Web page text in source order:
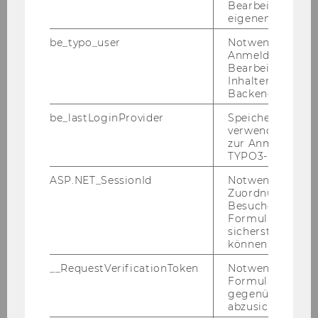
Projektleiterin/Projektleiter
Integration durch Kooperation
Project Orientation
Univ.Prof. Dr. Roland Gareis
Qualitätssicherung und
Univ.Prof. Dr. Kurt Hornik
Bearbeitung des
eigenen Profils.
be_typo_user
Notwendig für
Anmeldung und
Bearbeitung von
Inhalten im
Backend.
be_lastLoginProvider
Speichert die
verwendete
zur Anmeldung
TYPO3-Backend.
ASP.NET_SessionId
Notwendig, um
Zuordnung von
Besucher zu
sicherstellen zu
können.
__RequestVerificationToken
Notwendig, um
gegenüber
abzusichern.